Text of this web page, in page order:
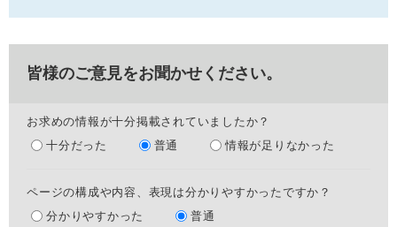
皆様のご意見をお聞かせください。
お求めの情報が十分掲載されていましたか？
十分だった
普通 情報が足りなかった
ページの構成や内容、表現は分かりやすかったですか？
分かりやすかった
普通